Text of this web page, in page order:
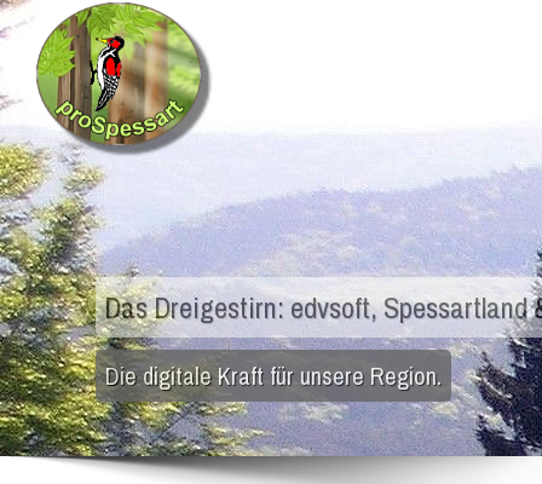
Das Dreigestirn: edvsoft, Spessartland
Die digitale Kraft für unsere Region.